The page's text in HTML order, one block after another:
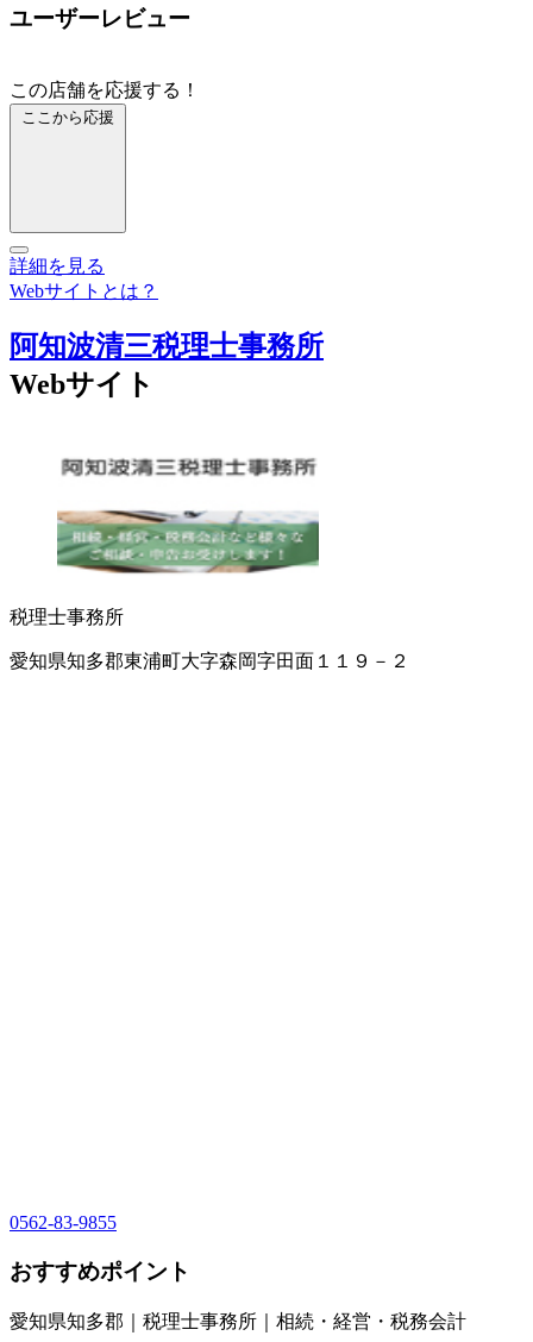
ユーザーレビュー
この店舗を応援する！
ここから応援
詳細を見る
Webサイトとは？
阿知波清三税理士事務所
Webサイト
税理士事務所
愛知県知多郡東浦町大字森岡字田面１１９－２
0562-83-9855
おすすめポイント
愛知県知多郡｜税理士事務所｜相続・経営・税務会計